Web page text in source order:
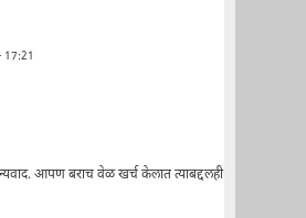
17:21
आपण बराच वेळ खर्च केलात त्याबद्दलही